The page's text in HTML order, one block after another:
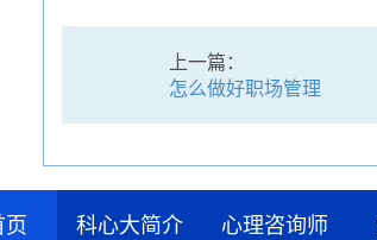
上一篇：
怎么做好职场管理
页 科心大简介 心理咨询师